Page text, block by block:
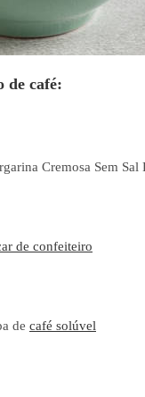
de café:
Cremosa Sem
de confeiteiro
de café solúvel